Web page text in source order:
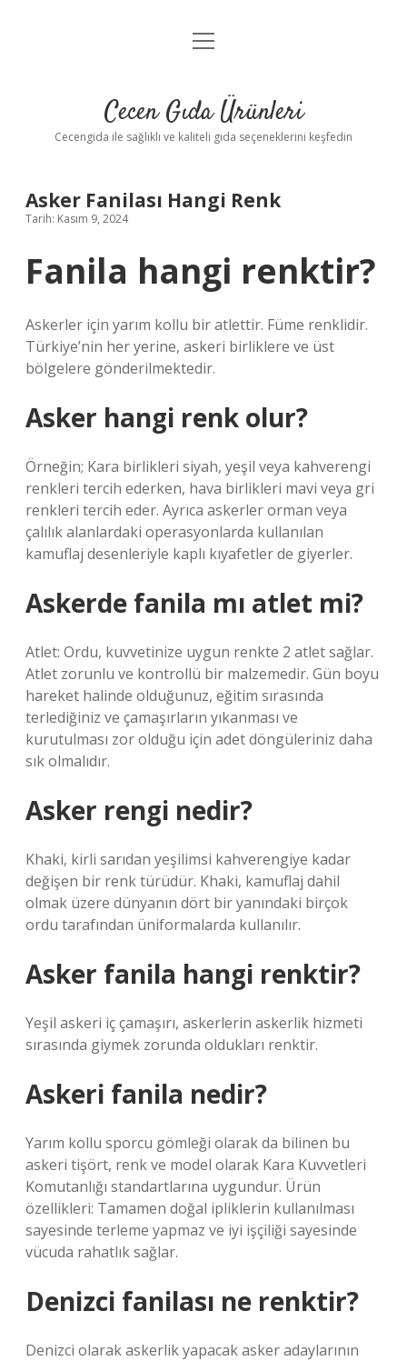
Anasayfa
Yasal Uyarı
menüyü
Cecen Gıda Ürünleri
Cecengida ile sağlıklı ve kaliteli gıda seçeneklerini keşfedin
Asker Fanilası Hangi Renk
Tarih: Kasım 9, 2024
Fanila hangi renktir?
Askerler için yarım kollu bir atlettir. Füme renklidir.
Türkiye’nin her yerine, askeri birliklere ve üst
bölgelere gönderilmektedir.
Asker hangi renk olur?
Örneğin; Kara birlikleri siyah, yeşil veya kahverengi
renkleri tercih ederken, hava birlikleri mavi veya gri
renkleri tercih eder. Ayrıca askerler orman veya
çalılık alanlardaki operasyonlarda kullanılan
kamuflaj desenleriyle kaplı kıyafetler de giyerler.
Askerde fanila mı atlet mi?
Atlet: Ordu, kuvvetinize uygun renkte 2 atlet sağlar.
Atlet zorunlu ve kontrollü bir malzemedir. Gün boyu
hareket halinde olduğunuz, eğitim sırasında
terlediğiniz ve çamaşırların yıkanması ve
kurutulması zor olduğu için adet döngüleriniz daha
sık olmalıdır.
Asker rengi nedir?
Khaki, kirli sarıdan yeşilimsi kahverengiye kadar
değişen bir renk türüdür. Khaki, kamuflaj dahil
olmak üzere dünyanın dört bir yanındaki birçok
ordu tarafından üniformalarda kullanılır.
Asker fanila hangi renktir?
Yeşil askeri iç çamaşırı, askerlerin askerlik hizmeti
sırasında giymek zorunda oldukları renktir.
Askeri fanila nedir?
Yarım kollu sporcu gömleği olarak da bilinen bu
askeri tişört, renk ve model olarak Kara Kuvvetleri
Komutanlığı standartlarına uygundur. Ürün
özellikleri: Tamamen doğal ipliklerin kullanılması
sayesinde terleme yapmaz ve iyi işçiliği sayesinde
vücuda rahatlık sağlar.
Denizci fanilası ne renktir?
Denizci olarak askerlik yapacak asker adaylarının